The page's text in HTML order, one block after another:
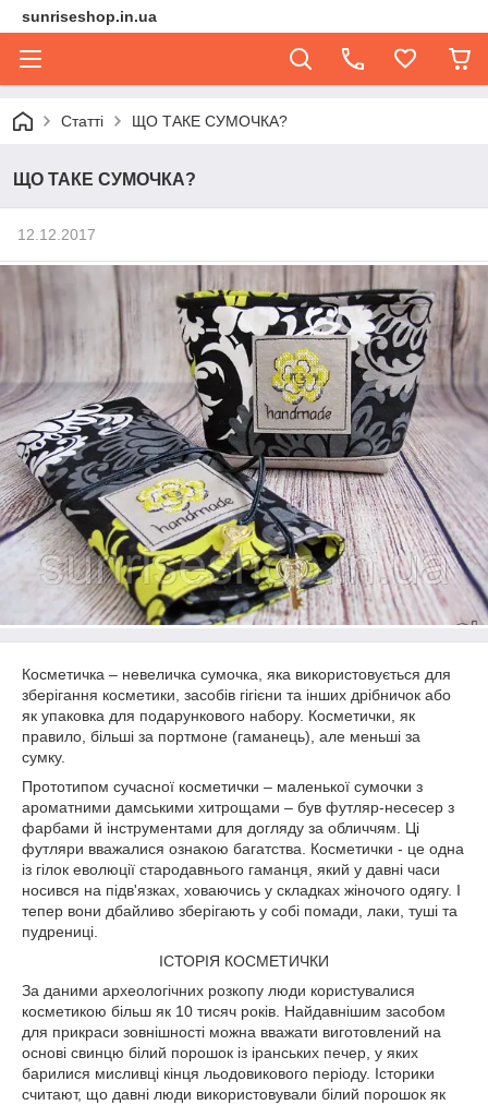
sunriseshop.in.ua
Статті ЩО ТАКЕ СУМОЧКА?
ЩО ТАКЕ СУМОЧКА?
12.12.2017
Косметичка – невеличка сумочка, яка використовується для
зберігання косметики, засобів гігієни та інших дрібничок або
як упаковка для подарункового набору. Косметички, як
правило, більші за портмоне (гаманець), але меньші за
сумку.
Прототипом сучасної косметички – маленької сумочки з
ароматними дамськими хитрощами – був футляр-несесер з
фарбами й інструментами для догляду за обличчям. Ці
футляри вважалися ознакою багатства. Косметички - це одна
із гілок еволюції стародавнього гаманця, який у давні часи
носився на підв'язках, ховаючись у складках жіночого одягу. І
тепер вони дбайливо зберігають у собі помади, лаки, туші та
пудрениці.
ІСТОРІЯ КОСМЕТИЧКИ
За даними археологічних розкопу люди користувалися
косметикою більш як 10 тисяч років. Найдавнішим засобом
для прикраси зовнішності можна вважати виготовлений на
основі свинцю білий порошок із іранських печер, у яких
барилися мисливці кінця льодовикового періоду. Історики
считают, що давні люди використовували білий порошок як